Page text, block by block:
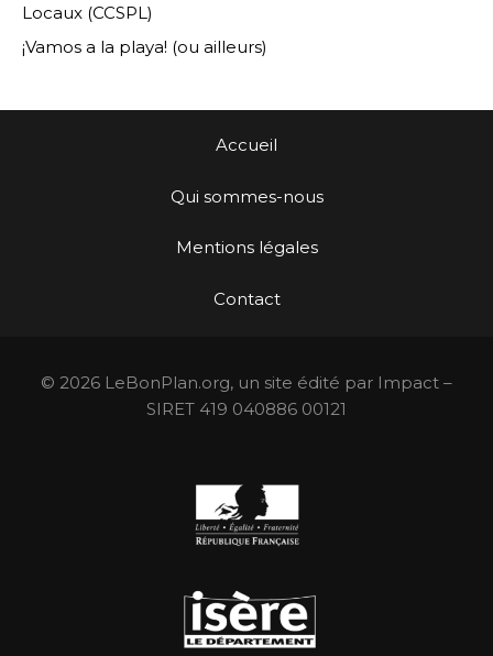
Locaux (CCSPL)
¡Vamos a la playa! (ou ailleurs)
Accueil
Qui sommes-nous
Mentions légales
Contact
© 2026 LeBonPlan.org, un site édité par Impact –
SIRET 419 040886 00121